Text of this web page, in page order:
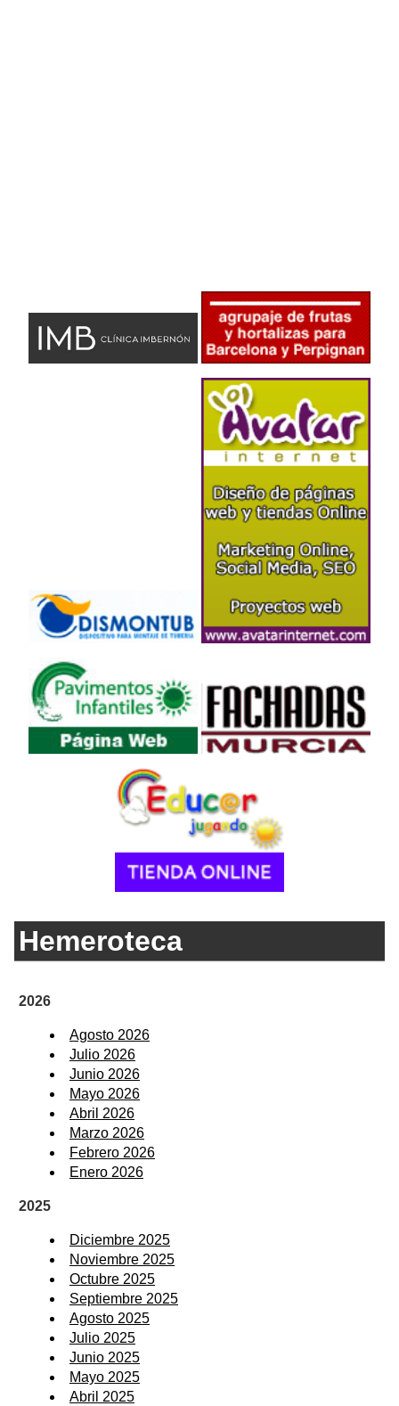
Hemeroteca
2026
Agosto 2026
Julio 2026
Junio 2026
Mayo 2026
Abril 2026
Marzo 2026
Febrero 2026
Enero 2026
2025
Diciembre 2025
Noviembre 2025
Octubre 2025
Septiembre 2025
Agosto 2025
Julio 2025
Junio 2025
Mayo 2025
Abril 2025